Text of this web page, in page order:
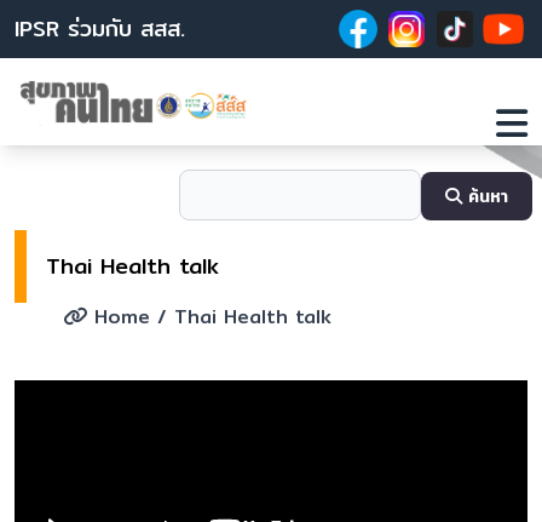
IPSR ร่วมกับ สสส.
ค้นหา
Thai Health talk
Home / Thai Health talk